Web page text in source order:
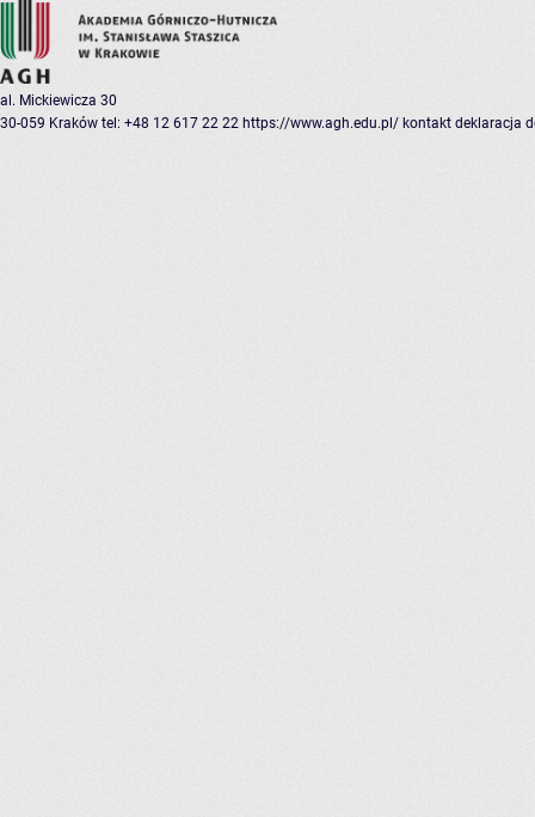
al. Mickiewicza 30
30-059 Kraków tel: +48 12 617 22 22 https://www.agh.edu.pl/ kontakt deklaracja